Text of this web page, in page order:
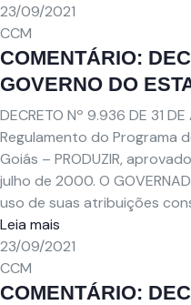
23/09/2021
CCM
COMENTÁRIO:
GOVERNO DO
DECRETO Nº 9.936 DE 31
Regulamento do Programa
Goiás – PRODUZIR,
julho de 2000. O
uso de suas atribuições
Leia mais
23/09/2021
CCM
COMENTÁRIO: